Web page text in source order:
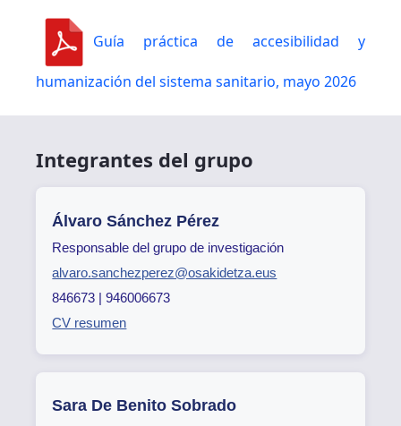
Guía práctica de accesibilidad y
humanización del sistema sanitario, mayo 2026
Integrantes del grupo
Álvaro Sánchez Pérez
Responsable del grupo de investigación
alvaro.sanchezperez@osakidetza.eus
846673 | 946006673
CV resumen
Sara De Benito Sobrado